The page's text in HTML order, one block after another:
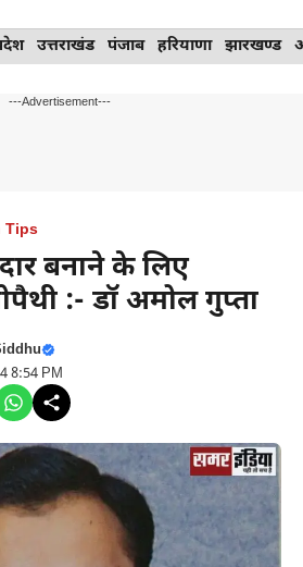
उत्तराखंड पंजाब हरियाणा झारखण्ड
---Advertisement---
Tips
बनाने के लिए
:- डॉ अमोल गुप्ता
8:54 PM